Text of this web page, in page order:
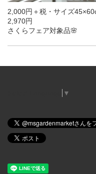
2,000円＋税・サイズ
2,970円
さくらフェア対象品🌸
▼